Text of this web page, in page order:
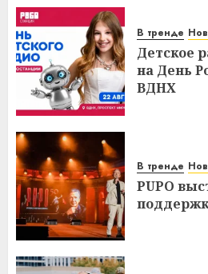
В тренде
Детское
на День
ВДНХ
В тренде
PUPO